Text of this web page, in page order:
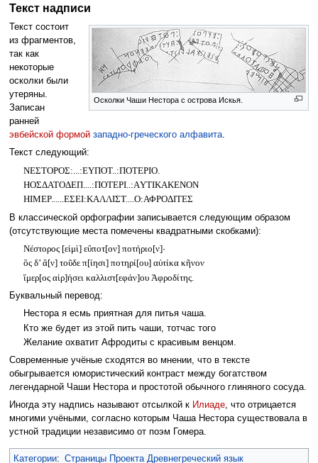
Текст надписи
Осколки Чаши Нестора с острова Искья.
Текст состоит
из фрагментов,
так как
некоторые
осколки были
утеряны.
Записан
ранней
эвбейской формой западно-греческого алфавита.
Текст следующий:
ΝΕΣΤΟΡΟΣ:...:ΕΥΠΟΤ..:ΠΟΤΕΡΙΟ.
ΗΟΣΔΑΤΟΔΕΠ....:ΠΟΤΕΡΙ..:AΥΤΙΚΑΚΕΝΟΝ
ΗΙΜΕΡ......ΕΣΕΙ:ΚΑΛΛΙΣΤ....Ο:ΑΦΡΟΔΙΤΕΣ
В классической орфографии записывается следующим образом
(отсутствующие места помечены квадратными скобками):
Νέστορος [εἰμὶ] εὔποτ[ον] ποτήριο[ν]·
ὃς δ’ ἂ[ν] τοῦδε π[ίησι] ποτηρί[ου] αὐτίκα κῆνον
ἵμερ[ος αἱρ]ήσει καλλιστ[εφάν]ου Ἀφροδίτης.
Буквальный перевод:
Нестора я есмь приятная для питья чаша.
Кто же будет из этой пить чаши, тотчас того
Желание охватит Афродиты с красивым венцом.
Современные учёные сходятся во мнении, что в тексте
обыгрывается юмористический контраст между богатством
легендарной Чаши Нестора и простотой обычного глиняного сосуда.
Иногда эту надпись называют отсылкой к Илиаде, что отрицается
многими учёными, согласно которым Чаша Нестора существовала в
устной традиции независимо от поэм Гомера.
Категории: Страницы Проекта Древнегреческий язык